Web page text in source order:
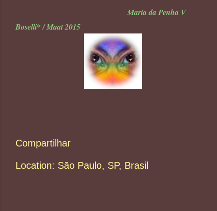
Maria da Penha V
Boselli* / Maat 2015
Compartilhar
Location: São Paulo, SP, Brasil